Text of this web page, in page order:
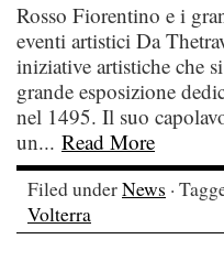
Rosso Fiorentino e i
eventi artistici Da
iniziative artistiche che
grande esposizione
nel 1495. Il suo
un... Read More
Filed underNews ·
Volterra